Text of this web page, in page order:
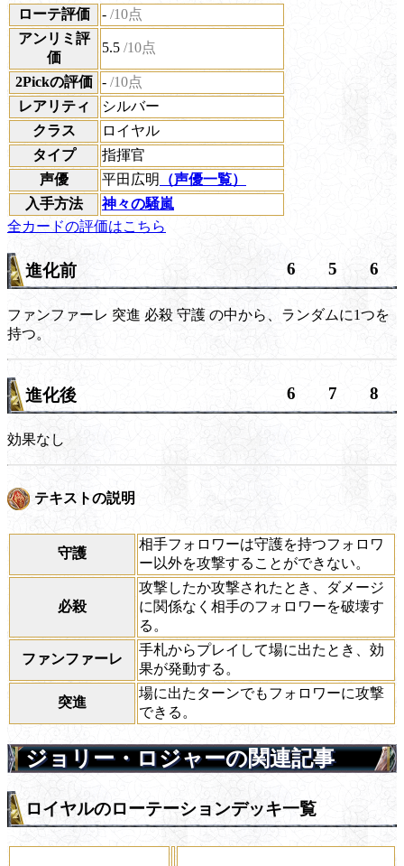
ローテ評価 - /10点
アンリミ評
価
5.5 /10点
2Pickの評価 - /10点
レアリティ
シルバー
クラス
ロイヤル
タイプ
指揮官
声優
平田広明
（声優一覧）
入手方法
神々の騒嵐
全カードの評価はこちら
進化前 6 5 6
ファンファーレ 突進 必殺 守護 の中から、ランダムに1つを
持つ。
進化後 6 7 8
効果なし
テキストの説明
守護
相手フォロワーは守護を持つフォロワ
ー以外を攻撃することができない。
必殺
攻撃したか攻撃されたとき、ダメージ
に関係なく相手のフォロワーを破壊す
る。
ファンファーレ
手札からプレイして場に出たとき、効
果が発動する。
突進
場に出たターンでもフォロワーに攻撃
できる。
ジョリー・ロジャーの関連記事
ロイヤルのローテーションデッキ一覧